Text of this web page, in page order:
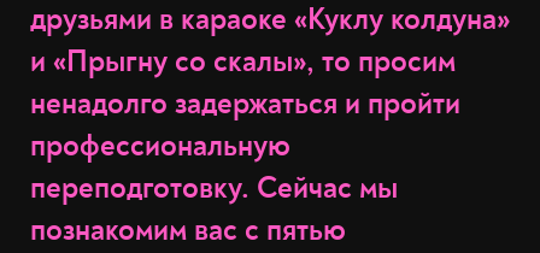
друзьями в караоке «Куклу колдуна»
и «Прыгну со скалы», то просим
ненадолго задержаться и пройти
профессиональную
переподготовку. Сейчас мы
познакомим вас с пятью